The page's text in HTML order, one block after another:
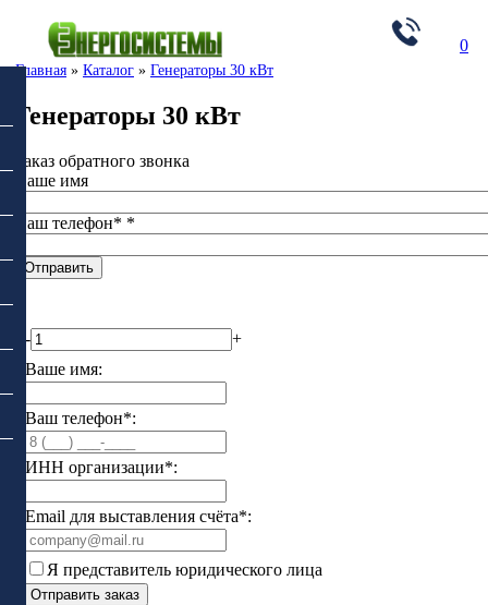
0
Главная » Каталог » Генераторы 30 кВт
Генераторы 30 кВт
Заказ обратного звонка
Ваше имя
Ваш телефон* *
-
+
Ваше имя:
Ваш телефон*:
ИНН организации*:
Email для выставления счёта*:
Я представитель юридического лица
Отправить заказ